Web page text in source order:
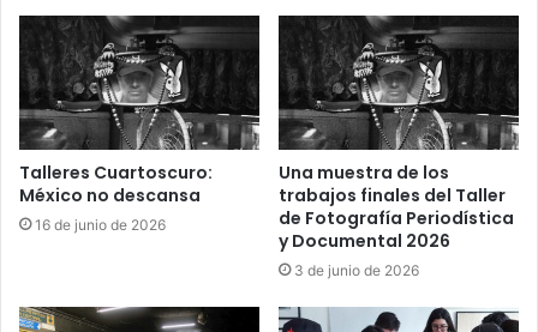
Talleres Cuartoscuro:
México no descansa
16 de junio de 2026
Una muestra de los
trabajos finales del Taller
de Fotografía Periodística
y Documental 2026
3 de junio de 2026